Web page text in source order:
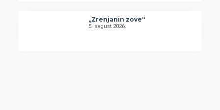
„Zrenjanin zove“
5. avgust 2026.